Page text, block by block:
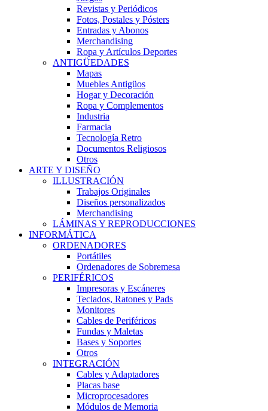
Revistas y Periódicos
Fotos, Postales y Pósters
Entradas y Abonos
Merchandising
Ropa y Artículos Deportes
ANTIGÜEDADES
Mapas
Muebles Antigüos
Hogar y Decoración
Ropa y Complementos
Industria
Farmacia
Tecnología Retro
Documentos Religiosos
Otros
ARTE Y DISEÑO
ILLUSTRACIÓN
Trabajos Originales
Diseños personalizados
Merchandising
LÁMINAS Y REPRODUCCIONES
INFORMÁTICA
ORDENADORES
Portátiles
Ordenadores de Sobremesa
PERIFÉRICOS
Impresoras y Escáneres
Teclados, Ratones y Pads
Monitores
Cables de Periféricos
Fundas y Maletas
Bases y Soportes
Otros
INTEGRACIÓN
Cables y Adaptadores
Placas base
Microprocesadores
Módulos de Memoria